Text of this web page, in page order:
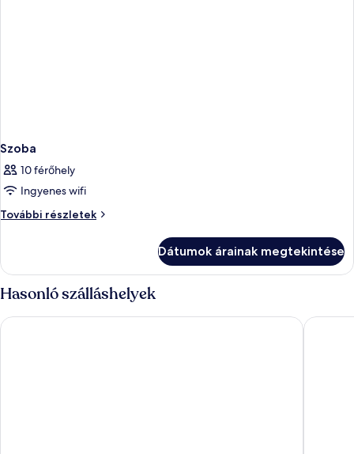
Szoba
10 férőhely
Ingyenes wifi
További részletek
Szoba
Dátumok árainak megtekintése
Hasonló szálláshelyek
Aminess Vival Port9 Residence